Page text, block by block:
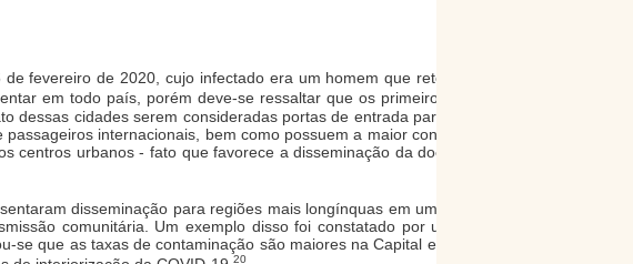
fevereiro de 2020, cujo infectado era um homem que retornava da
em todo país, porém deve-se ressaltar que os primeiros casos e
dessas cidades serem consideradas portas de entrada para o Brasil:
internacionais, bem como possuem a maior concentração
centros urbanos - fato que favorece a disseminação da doença para
disseminação para regiões mais longínquas em um processo
comunitária. Um exemplo disso foi constatado por um estudo
que as taxas de contaminação são maiores na Capital e na região
20